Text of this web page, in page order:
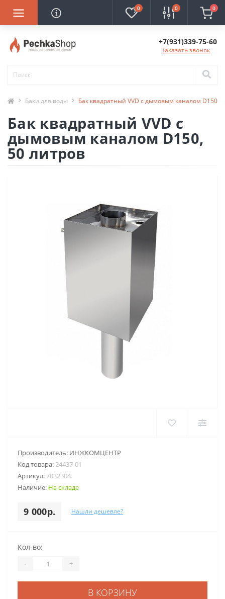
0 0 0
+7(931)339-75-60
Заказать звонок
Баки для воды Бак квадратный VVD с дымовым каналом D150,
Бак квадратный VVD с
дымовым каналом D150,
50 литров
Производитель: ИНЖКОМЦЕНТР
Код товара:24437-01
Артикул:7032304
Наличие: На складе
9 000р. Нашли дешевле?
Кол-во:
- +
В КОРЗИНУ